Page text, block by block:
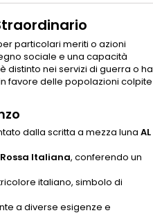
particolari meriti o azioni
sociale e una capacità
distinto nei servizi di guerra o ha
favore delle popolazioni colpite
dalla scritta a mezza luna AL
Italiana, conferendo un
italiano, simbolo di
a diverse esigenze e